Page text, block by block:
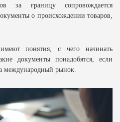
за границу сопровождается
о происхождении товаров,
понятия, с чего начинать
документы понадобятся, если
международный рынок.